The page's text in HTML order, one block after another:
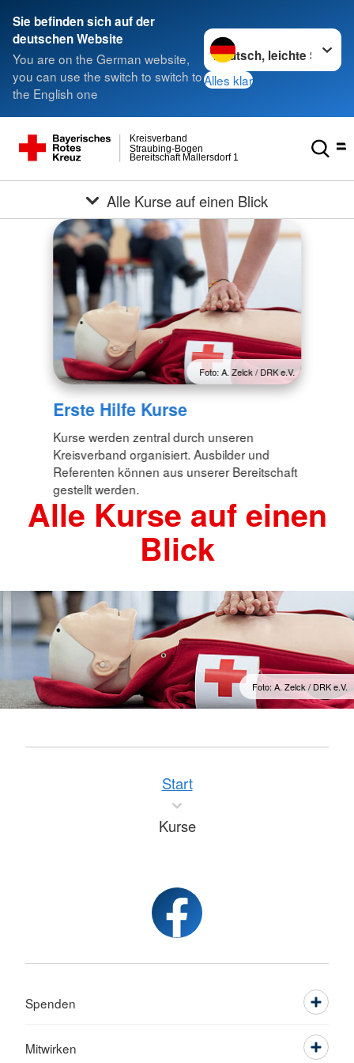
Sie befinden sich auf der
deutschen Website
You are on the German website,
you can use the switch to switch to
the English one
Sprache wechseln zu
Alles klar
Bereitschaft Mallersdorf 1
Straubing-Bogen
Kreisverband
Alle Kurse auf einen Blick
Foto: A. Zelck / DRK e.V.
Erste Hilfe Kurse
Kurse werden zentral durch unseren
Kreisverband organisiert. Ausbilder und
Referenten können aus unserer Bereitschaft
gestellt werden.
Alle Kurse auf einen
Blick
Foto: A. Zelck / DRK e.V.
Start
Kurse
Spenden
Mitwirken